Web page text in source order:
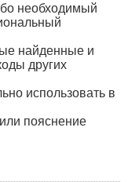
необходимый
найденные и
других
использовать в
пояснение